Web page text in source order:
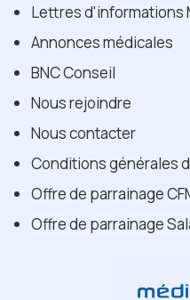
Lettres d'informations
Annonces médicales
BNC Conseil
Nous rejoindre
Nous contacter
Conditions générales
Offre de parrainage
Offre de parrainage